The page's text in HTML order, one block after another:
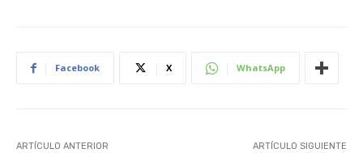
Facebook X WhatsApp
ARTÍCULO ANTERIOR ARTÍCULO SIGUIENTE